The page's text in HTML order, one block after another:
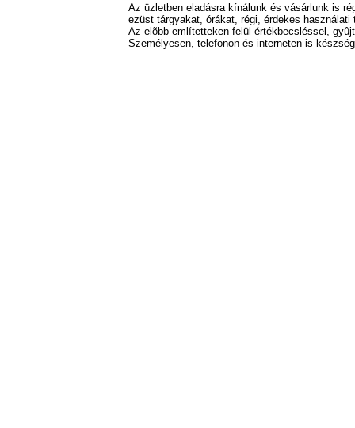
Az üzletben eladásra kínálunk és vásárlunk is
ezüst tárgyakat, órákat, régi, érdekes
Az elõbb említetteken felül értékbecsléssel,
Személyesen, telefonon és interneten is